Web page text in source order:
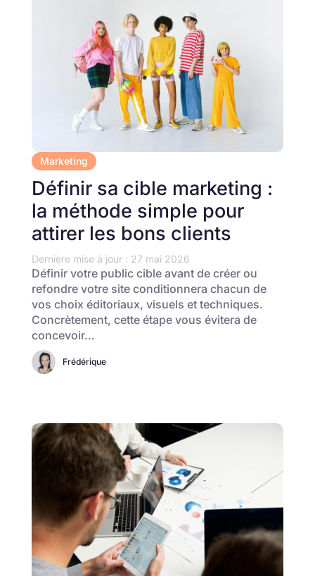
Marketing
Définir sa cible marketing :
la méthode simple pour
attirer les bons clients
Dernière mise à jour : 27 mai 2026
Définir votre public cible avant de créer ou
refondre votre site conditionnera chacun de
vos choix éditoriaux, visuels et techniques.
Concrètement, cette étape vous évitera de
concevoir…
Frédérique